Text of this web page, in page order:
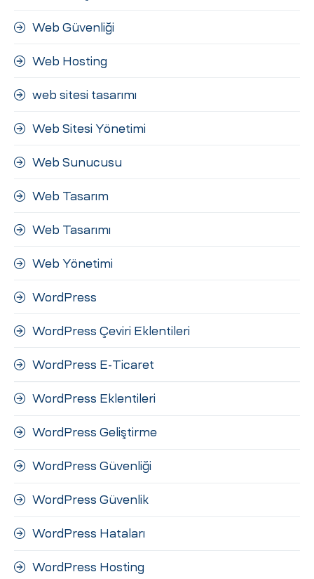
Web Güvenliği
Web Hosting
web sitesi tasarımı
Web Sitesi Yönetimi
Web Sunucusu
Web Tasarım
Web Tasarımı
Web Yönetimi
WordPress
WordPress Çeviri Eklentileri
WordPress E-Ticaret
WordPress Eklentileri
WordPress Geliştirme
WordPress Güvenliği
WordPress Güvenlik
WordPress Hataları
WordPress Hosting